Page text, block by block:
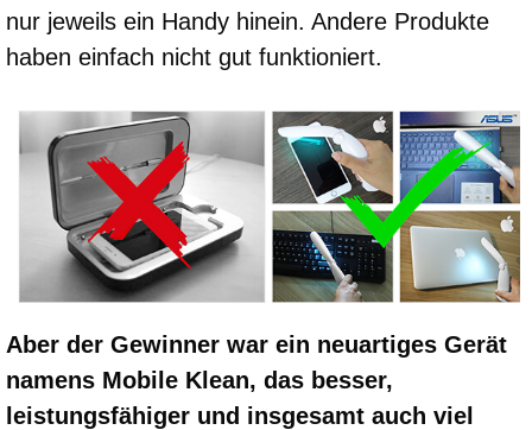
nur jeweils ein Handy hinein. Andere Produkte
haben einfach nicht gut funktioniert.
Aber der Gewinner war ein neuartiges Gerät
namens Mobile Klean, das besser,
leistungsfähiger und insgesamt auch viel